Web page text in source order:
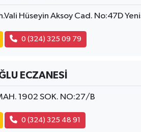
Hüseyin Aksoy Cad. No:47D
0 (324) 325 09 79
ECZANESİ
1902 SOK. NO:27/B
0 (324) 325 48 91